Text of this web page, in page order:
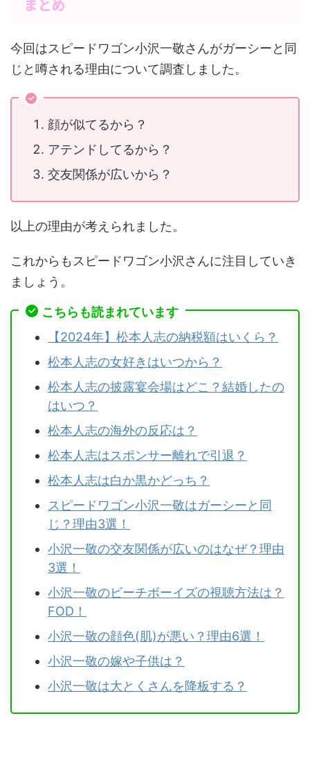
まとめ
今回はスピードワゴン小沢一敬さんがガーシーと同
じと噂される理由について調査しました。
顔が似てるから？
アテンドしてるから？
交友関係が広いから？
以上の理由が考えられました。
これからもスピードワゴン小沢さんに注目していき
ましょう。
こちらも読まれています
【2024年】松本人志の納税額はいくら？
松本人志の女好きはいつから？
松本人志の披露宴会場はどこ？結婚したの
はいつ？
松本人志の海外の反応は？
松本人志はスポンサー離れで引退？
松本人志は白か黒かどっち？
スピードワゴン小沢一敬はガーシーと同
じ？理由3選！
小沢一敬の交友関係が広いのはなぜ？理由
3選！
小沢一敬のビーチボーイズの視聴方法は？
FOD！
小沢一敬の顔色(肌)が悪い？理由6選！
小沢一敬の嫁や子供は？
小沢一敬は大とくさんを降板する？